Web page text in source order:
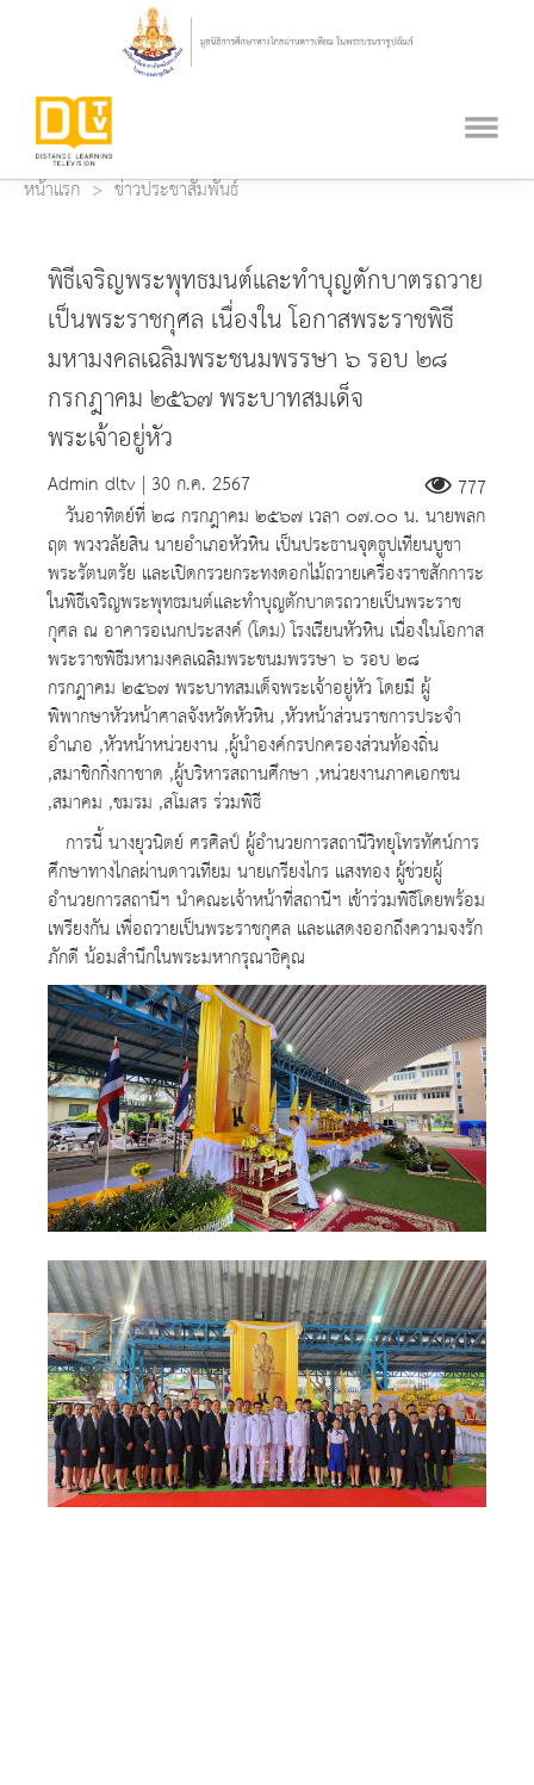
หน้าแรก ข่าวประชาสัมพันธ์
พิธีเจริญพระพุทธมนต์และทำบุญตักบาตรถวาย
เป็นพระราชกุศล เนื่องใน โอกาสพระราชพิธี
มหามงคลเฉลิมพระชนมพรรษา ๖ รอบ ๒๘
กรกฎาคม ๒๕๖๗ พระบาทสมเด็จ
พระเจ้าอยู่หัว
Admin dltv | 30 ก.ค. 2567
777
วันอาทิตย์ที่ ๒๘ กรกฎาคม ๒๕๖๗ เวลา ๐๗.๐๐ น. นายพลก
ฤต พวงวลัยสิน นายอำเภอหัวหิน เป็นประธานจุดธูปเทียนบูชา
พระรัตนตรัย และเปิดกรวยกระทงดอกไม้ถวายเครื่องราชสักการะ
ในพิธีเจริญพระพุทธมนต์และทำบุญตักบาตรถวายเป็นพระราช
กุศล ณ อาคารอเนกประสงค์ (โดม) โรงเรียนหัวหิน เนื่องในโอกาส
พระราชพิธีมหามงคลเฉลิมพระชนมพรรษา ๖ รอบ ๒๘
กรกฎาคม ๒๕๖๗ พระบาทสมเด็จพระเจ้าอยู่หัว โดยมี ผู้
พิพากษาหัวหน้าศาลจังหวัดหัวหิน ,หัวหน้าส่วนราชการประจำ
อำเภอ ,หัวหน้าหน่วยงาน ,ผู้นำองค์กรปกครองส่วนท้องถิ่น
,สมาชิกกิ่งกาชาด ,ผู้บริหารสถานศึกษา ,หน่วยงานภาคเอกชน
,สมาคม ,ชมรม ,สโมสร ร่วมพิธี
การนี้ นางยุวนิตย์ ศรศิลป์ ผู้อำนวยการสถานีวิทยุโทรทัศน์การ
ศึกษาทางไกลผ่านดาวเทียม นายเกรียงไกร แสงทอง ผู้ช่วยผู้
อำนวยการสถานีฯ นำคณะเจ้าหน้าที่สถานีฯ เข้าร่วมพิธีโดยพร้อม
เพรียงกัน เพื่อถวายเป็นพระราชกุศล และแสดงออกถึงความจงรัก
ภักดี น้อมสำนึกในพระมหากรุณาธิคุณ